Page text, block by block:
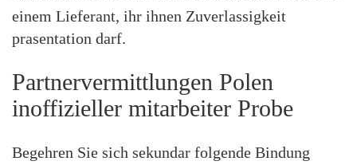
einem Lieferant, ihr ihnen Zuverlassigkeit
prasentation darf.
Partnervermittlungen Polen
inoffizieller mitarbeiter Probe
Begehren Sie sich sekundar folgende Bindung